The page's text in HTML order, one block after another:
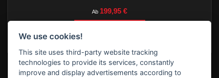
Ab Preis
199,95 €
BEWERTUNGEN
We use cookies!
This site uses third-party website tracking
technologies to provide its services, constantly
improve and display advertisements according to